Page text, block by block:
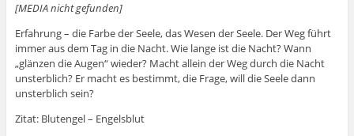
[MEDIA nicht gefunden]
Erfahrung – die Farbe der Seele, das Wesen der Seele. Der Weg führt
immer aus dem Tag in die Nacht. Wie lange ist die Nacht? Wann
„glänzen die Augen“ wieder? Macht allein der Weg durch die Nacht
unsterblich? Er macht es bestimmt, die Frage, will die Seele dann
unsterblich sein?
Zitat: Blutengel – Engelsblut